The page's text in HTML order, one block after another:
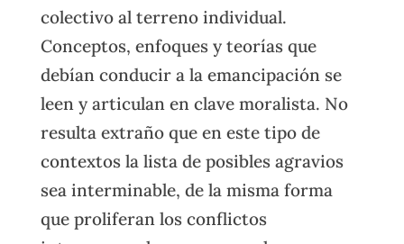
colectivo al terreno individual.
Conceptos, enfoques y teorías que
debían conducir a la emancipación se
leen y articulan en clave moralista. No
resulta extraño que en este tipo de
contextos la lista de posibles agravios
sea interminable, de la misma forma
que proliferan los conflictos